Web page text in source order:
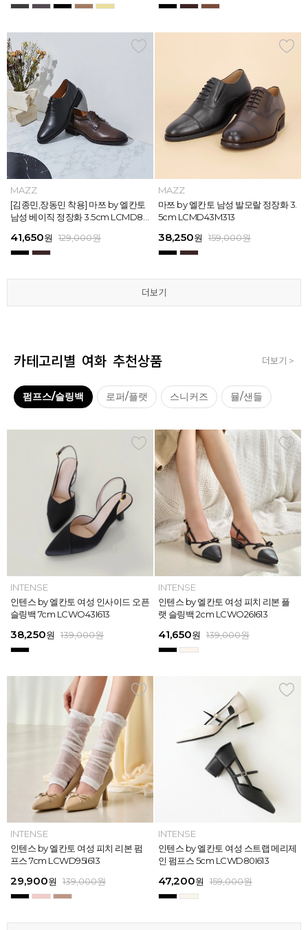
MAZZ
마쯔 by 엘칸토 남성 스트라이프 웨빙
포인트 스니커즈 3cm LCMS68M31
67,150원 179,000원
MAZZ
마쯔 by 엘칸토 남성 플레인 볼륨 컵
솔 스니커즈 3cm LCMS62M613
62,900원 179,000원
더보기
MAZZ
[김종민,장동민 착용] 마쯔 by 엘칸토
남성 베이직 정장화 3.5cm LCMD80
41,650원 129,000원
MAZZ
마쯔 by 엘칸토 남성 발모랄 정장화 3.
5cm LCMD43M313
38,250원 159,000원
더보기
MAZZ
마쯔 by 엘칸토 남성 오버랩 로퍼 2c
m LCMC92I126
38,250원 129,000원
MAZZ
마쯔 by 엘칸토 남성 스트랩 로퍼 2c
m LCMC91M313
39,200원 159,000원
더보기
MAZZ
마쯔 by 엘칸토 남성 포인트 컴포트화
4cm LCMD11M111
41,650원 129,000원
MAZZ
마쯔 by 엘칸토 남성 캐주얼 컴포트화
4cm LCMD13M111
41,650원 129,000원
더보기
MAZZ
마쯔 by 엘칸토 남성 스트라이프 웨빙
포인트 스니커즈 3cm LCMS68M31
67,150원 179,000원
MAZZ
마쯔 by 엘칸토 남성 플레인 볼륨 컵
솔 스니커즈 3cm LCMS62M613
62,900원 179,000원
더보기
MAZZ
[김종민,장동민 착용] 마쯔 by 엘칸토
남성 베이직 정장화 3.5cm LCMD80
41,650원 129,000원
MAZZ
마쯔 by 엘칸토 남성 발모랄 정장화 3.
5cm LCMD43M313
38,250원 159,000원
더보기
카테고리별 여화 추천상품 더보기 >
펌프스/슬링백 로퍼/플랫 스니커즈 뮬/샌들
INTENSE
인텐스 by 엘칸토 여성 위빙 스트랩
플랫 샌들 2.5cm LCWW05I626
45,900원 159,000원
MAZZ
마쯔 by 엘칸토 여성 와이드 위빙 크
로스 컴포트 뮬 3.5cm LCWW62M6
45,900원 159,000원
ELCANTO
[EXCLUSIVE] 노엘 엘칸토 여성 젤리
슈즈 2.3cm LCWW01U626
29,000원
MAZZ
마쯔 by 엘칸토 여성 크로스 와이드
스트랩 컴포트 샌들 3.5cm LCWW27
45,900원 159,000원
INTENSE
인텐스 by 엘칸토 여성 인사이드 오픈
슬링백 7cm LCWO43I613
38,250원 139,000원
INTENSE
인텐스 by 엘칸토 여성 피치 리본 플
랫 슬링백 2cm LCWO26I613
41,650원 139,000원
INTENSE
인텐스 by 엘칸토 여성 피치 리본 펌
프스 7cm LCWD95I613
29,900원 139,000원
INTENSE
인텐스 by 엘칸토 여성 스트랩 메리제
인 펌프스 5cm LCWD80I613
47,200원 159,000원
MAZZ
마쯔 by 엘칸토 여성 미니버클 캐주얼
로퍼 2.5cm LCWC02M613
28,720원 159,000원
INTENSE
인텐스 by 엘칸토 여성 피치 리본 더
블 스트랩 메리제인 2cm LCWD97I6
45,900원 159,000원
INTENSE
인텐스 by 엘칸토 여성 에나멜 스퀘어
오브제 플랫슈즈 1.5cm LCWD53I613
41,650원 149,000원
INTENSE
인텐스 by 엘칸토 여성 클래식 스트랩
로퍼 2cm LCWD72I613
27,920원 159,000원
MAZZ
마쯔 by 엘칸토 여성 슈레이스 포인트
고프코어 스니커즈 3cm LCWS03M
31,920원 169,000원
MAZZ
마쯔 by 엘칸토 여성 별자수 어글리
스니커즈 3.5cm LCWS04M613
39,900원 169,000원
MAZZ
마쯔 by 엘칸토 여성 투밴드 고프코어
플랫 캐주얼 2.5cm LCWC97M613
43,200원 159,000원
MAZZ
마쯔 by 엘칸토 여성 데이엔 스니커즈
3.5cm LCWS20M613
71,400원 189,000원
INTENSE
인텐스 by 엘칸토 여성 위빙 스트랩
플랫 샌들 2.5cm LCWW05I626
45,900원 159,000원
MAZZ
마쯔 by 엘칸토 여성 와이드 위빙 크
로스 컴포트 뮬 3.5cm LCWW62M6
45,900원 159,000원
ELCANTO
[EXCLUSIVE] 노엘 엘칸토 여성 젤리
슈즈 2.3cm LCWW01U626
29,000원
MAZZ
마쯔 by 엘칸토 여성 크로스 와이드
스트랩 컴포트 샌들 3.5cm LCWW27
45,900원 159,000원
INTENSE
인텐스 by 엘칸토 여성 인사이드 오픈
슬링백 7cm LCWO43I613
38,250원 139,000원
INTENSE
인텐스 by 엘칸토 여성 피치 리본 플
랫 슬링백 2cm LCWO26I613
41,650원 139,000원
INTENSE
인텐스 by 엘칸토 여성 피치 리본 펌
프스 7cm LCWD95I613
29,900원 139,000원
INTENSE
인텐스 by 엘칸토 여성 스트랩 메리제
인 펌프스 5cm LCWD80I613
47,200원 159,000원